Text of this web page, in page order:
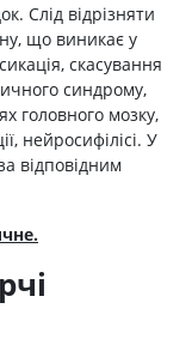
Слід відрізняти
що виникає у
скасування
синдрому,
головного мозку,
нейросифілісі. У
відповідним